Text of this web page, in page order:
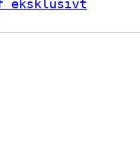
eksklusivt